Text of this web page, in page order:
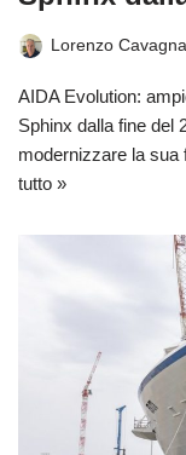
Lorenzo Cavagna
AIDA Evolution:
Sphinx dalla fine del
modernizzare la
tutto »